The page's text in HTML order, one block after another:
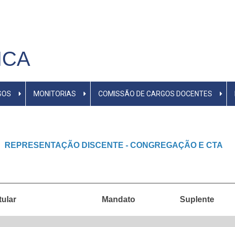
MONITORIAS COMISSÃO DE CARGOS DOCENTES
REPRESENTAÇÃO DISCENTE - CONGREGAÇÃO E CTA
Mandato Suplente